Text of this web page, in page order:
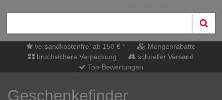
versandkostenfrei ab 150 € *
Mengenrabatte
bruchsichere Verpackung
schneller Versand
Top-Bewertungen
Geschenkefinder